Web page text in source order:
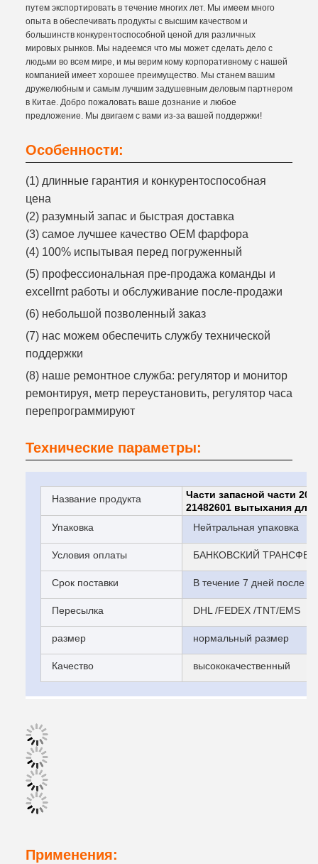
путем экспортировать в течение многих лет. Мы имеем много
опыта в обеспечивать продукты с высшим качеством и
большинств конкурентоспособной ценой для различных
мировых рынков. Мы надеемся что мы может сделать дело с
людьми во всем мире, и мы верим кому корпоративному с нашей
компанией имеет хорошее преимущество. Мы станем вашим
дружелюбным и самым лучшим задушевным деловым партнером
в Китае. Добро пожаловать ваше дознание и любое
предложение. Мы двигаем с вами из-за вашей поддержки!
Особенности:
(1) длинные гарантия и конкурентоспособная
цена
(2) разумный запас и быстрая доставка
(3) самое лучшее качество OEM фарфора
(4) 100% испытывая перед погруженный
(5) профессиональная пре-продажа команды и
excellrnt работы и обслуживание после-продажи
(6) небольшой позволенный заказ
(7) нас можем обеспечить службу технической
поддержки
(8) наше ремонтное служба: регулятор и монитор
ремонтируя, метр переустановить, регулятор часа
перепрограммируют
Технические параметры:
Название продукта
Части запасной части
21482601 вытыхания для
Упаковка
Нейтральная упаковка
Условия оплаты БАНКОВСКИЙ
Срок поставки В течение 7 дней после
Пересылка DHL /FEDEX /TNT/EMS
размер нормальный размер
Качество высококачественный
Применения: